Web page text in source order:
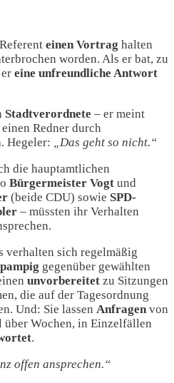
einen Vortrag halten
worden. Als er bat, zu
eine unfreundliche Antwort
Stadtverordnete – er meint
Redner durch
Hegeler: „Das geht so nicht.“
die hauptamtlichen
Bürgermeister Vogt und
(beide CDU) sowie SPD-
– müssten ihr Verhalten
verhalten sich regelmäßig
gegenüber gewählten
unvorbereitet zu Sitzungen
die auf der Tagesordnung
Und: Sie lassen Anfragen von
über Wochen, in Einzelfällen
.
offen ansprechen.“